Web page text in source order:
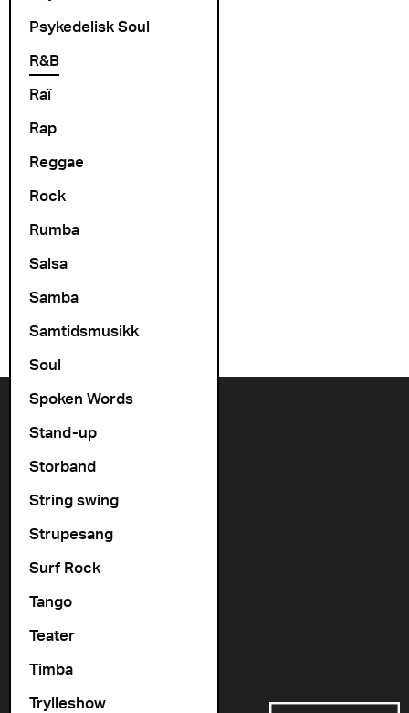
Psykedelisk Soul
R&B
Raï
Rap
Reggae
Rock
Rumba
Salsa
Samba
Samtidsmusikk
Soul
Spoken Words
Stand-up
Storband
String swing
Strupesang
Surf Rock
Tango
Teater
Timba
Trylleshow
+47 22 11 33 08
Vogts gate 64, 0477 Oslo
info@cosmopolite.no
Gå til vår spilleliste
Støttet av